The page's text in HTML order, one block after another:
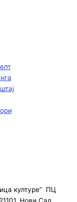
културе” ПЦ